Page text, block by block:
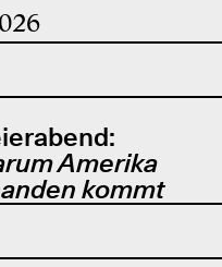
Amerika
kommt